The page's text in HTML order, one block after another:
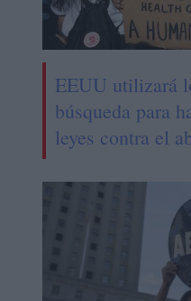
EEUU utilizará
búsqueda para
leyes contra el